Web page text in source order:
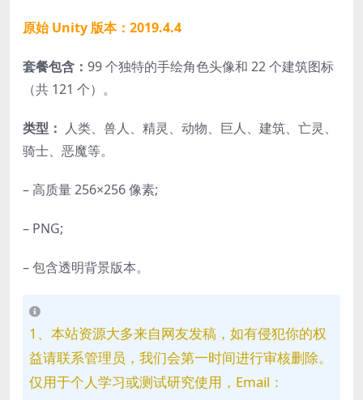
原始 Unity 版本：2019.4.4
套餐包含： 99 个独特的手绘角色头像和 22 个建筑图标
（共 121 个）。
类型： 人类、兽人、精灵、动物、巨人、建筑、亡灵、
骑士、恶魔等。
– 高质量 256×256 像素;
– PNG;
– 包含透明背景版本。
1、本站资源大多来自网友发稿，如有侵犯你的权
益请联系管理员，我们会第一时间进行审核删除。
仅用于个人学习或测试研究使用，Email：